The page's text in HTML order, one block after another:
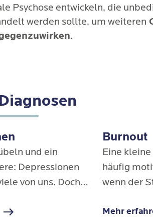
Psychose entwickeln, die
werden sollte, um weiteren
.
und ein
Depressionen
von uns. Doch
effektive und
Burnout
Eine
häufig
wenn der
brennt man
Mehr